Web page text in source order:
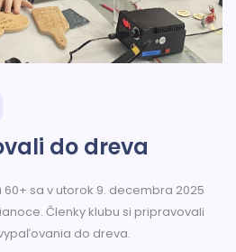
do dreva
sa v utorok 9. decembra 2025
Členky klubu si pripravovali
do dreva.